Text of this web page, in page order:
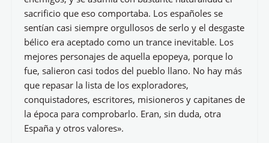
sacrificio que eso comportaba. Los españoles se
sentían casi siempre orgullosos de serlo y el desgaste
bélico era aceptado como un trance inevitable. Los
mejores personajes de aquella epopeya, porque lo
fue, salieron casi todos del pueblo llano. No hay más
que repasar la lista de los exploradores,
conquistadores, escritores, misioneros y capitanes de
la época para comprobarlo. Eran, sin duda, otra
España y otros valores».